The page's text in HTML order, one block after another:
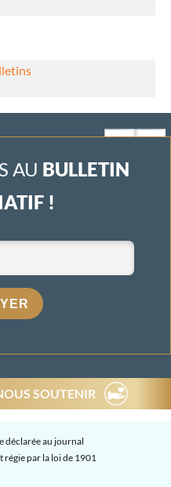
AU BULLETIN
!
SOUTENIR
déclarée au journal
par la loi de 1901